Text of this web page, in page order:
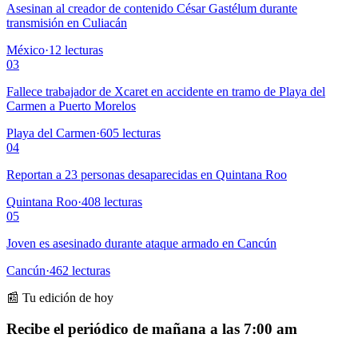
Asesinan al creador de contenido César Gastélum durante
transmisión en Culiacán
México·12 lecturas
03
Fallece trabajador de Xcaret en accidente en tramo de Playa del
Carmen a Puerto Morelos
Playa del Carmen·605 lecturas
04
Reportan a 23 personas desaparecidas en Quintana Roo
Quintana Roo·408 lecturas
05
Joven es asesinado durante ataque armado en Cancún
Cancún·462 lecturas
📰 Tu edición de hoy
Recibe el periódico de mañana a las 7:00 am